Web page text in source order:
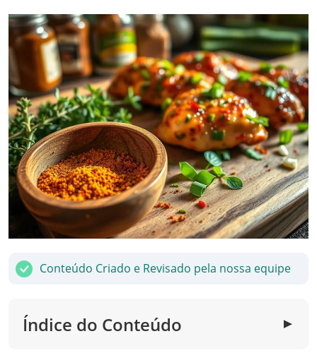
Conteúdo Criado e Revisado pela nossa equipe
Índice do Conteúdo ▼